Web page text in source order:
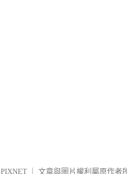
PIXNET 文章與圖片權利屬原作者